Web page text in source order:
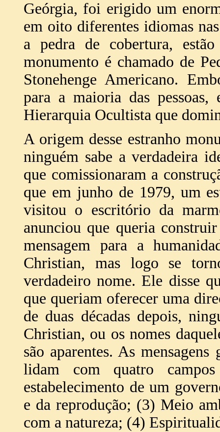
Geórgia, foi erigido um
em oito diferentes idiomas
a pedra de cobertura,
monumento é chamado de
Stonehenge Americano.
para a maioria das
Hierarquia Ocultista que
A origem desse estranho
ninguém sabe a verdadeira
que comissionaram a
que em junho de 1979, um
visitou o escritório da
anunciou que queria
mensagem para a
Christian, mas logo se
verdadeiro nome. Ele disse
que queriam oferecer uma
de duas décadas depois,
Christian, ou os nomes
são aparentes. As
lidam com quatro
estabelecimento de um
e da reprodução; (3) Meio
com a natureza; (4)